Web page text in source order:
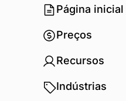
Página inicial
Preços
Recursos
Indústrias